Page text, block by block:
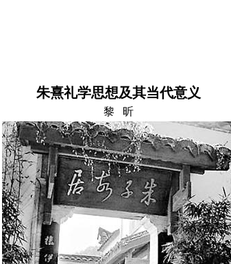
朱熹礼学思想及其当代意义
黎 昕